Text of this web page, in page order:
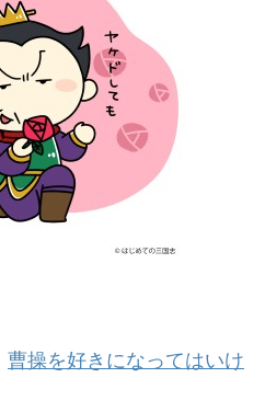
曹操を好きになってはいけ